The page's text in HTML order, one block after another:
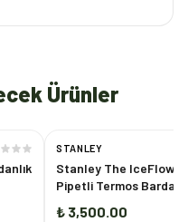
Ürünler
STANLEY
Stanley The IceFlow
Pipetli Termos Bardak
₺ 3,500.00